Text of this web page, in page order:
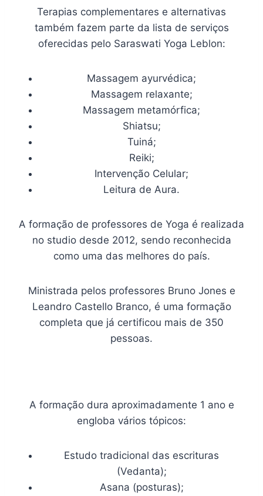
Terapias complementares e alternativas
também fazem parte da lista de serviços
oferecidas pelo Saraswati Yoga Leblon:
Massagem ayurvédica;
Massagem relaxante;
Massagem metamórfica;
Shiatsu;
Tuiná;
Reiki;
Intervenção Celular;
Leitura de Aura.
A formação de professores de Yoga é realizada
no studio desde 2012, sendo reconhecida
como uma das melhores do país.
Ministrada pelos professores Bruno Jones e
Leandro Castello Branco, é uma formação
completa que já certificou mais de 350
pessoas.
A formação dura aproximadamente 1 ano e
engloba vários tópicos:
Estudo tradicional das escrituras
(Vedanta);
Asana (posturas);